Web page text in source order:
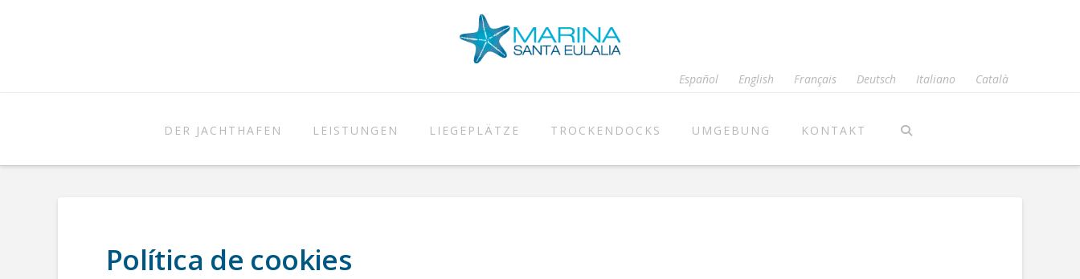
Español English Français Deutsch Italiano Català
DER JACHTHAFEN LEISTUNGEN LIEGEPLÄTZE TROCKENDOCKS UMGEBUNG KONTAKT
Política de cookies